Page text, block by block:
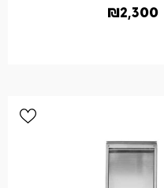
₪2,300